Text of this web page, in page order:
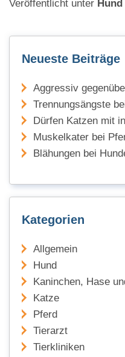
Veröffentlicht unter Hund
Neueste Beiträge
Aggressiv
Trennungsängste
Dürfen Katzen mit
Muskelkater bei
Blähungen bei
Kategorien
Allgemein
Hund
Kaninchen, Hase
Katze
Pferd
Tierarzt
Tierkliniken